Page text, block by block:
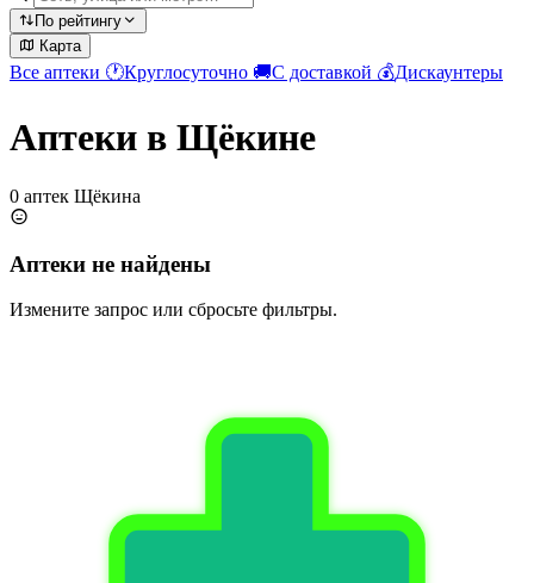
По рейтингу
Карта
Все аптеки 🕐Круглосуточно 🚚С доставкой 💰Дискаунтеры
Аптеки в Щёкине
0 аптек Щёкина
Аптеки не найдены
Измените запрос или сбросьте фильтры.